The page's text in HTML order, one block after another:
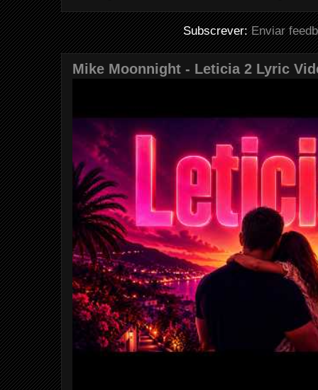
Subscrever:Enviar
Mike Moonnight - Leticia 2 Lyric